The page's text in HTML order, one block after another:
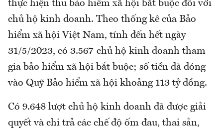
thực hiện thu bảo hiểm xã hội bắt buộc đối với
chủ hộ kinh doanh. Theo thống kê của Bảo
hiểm xã hội Việt Nam, tính đến hết ngày
31/5/2023, có 3.567 chủ hộ kinh doanh tham
gia bảo hiểm xã hội bắt buộc; số tiền đã đóng
vào Quỹ Bảo hiểm xã hội khoảng 113 tỷ đồng.
Có 9.648 lượt chủ hộ kinh doanh đã được giải
quyết và chi trả các chế độ ốm đau, thai sản,